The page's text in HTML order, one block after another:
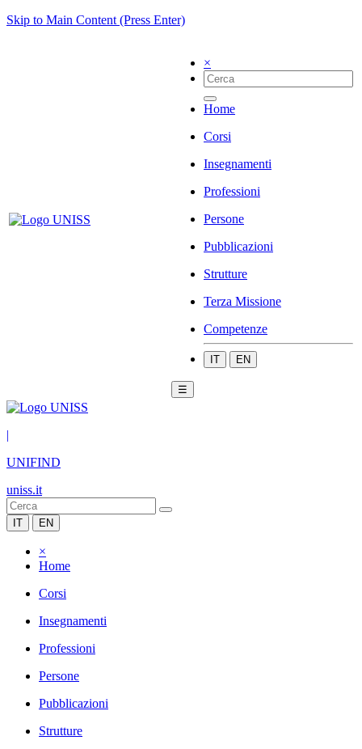
Skip to Main Content (Press Enter)
×
Home
Corsi
Insegnamenti
Professioni
Persone
Pubblicazioni
Strutture
Terza Missione
Competenze
IT EN
☰
|
UNIFIND
uniss.it
IT EN
×
Home
Corsi
Insegnamenti
Professioni
Persone
Pubblicazioni
Strutture